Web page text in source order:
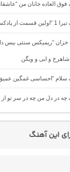
فوق العاده جانان من
طولانی) از دیجی ورسی
خزان “ریمیکس سنتی بیس
و ابی و ویگن
سلام “احساسی غمگین
چه در دل من چه در سر تو
این آهنگ